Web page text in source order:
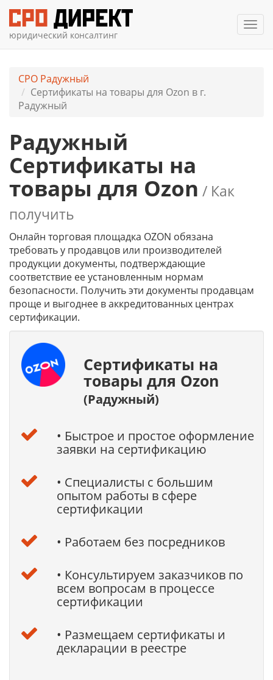
юридический консалтинг
СРО Радужный
Cертификаты на товары для Ozon в г.
Радужный
Радужный
Cертификаты на
товары для Ozon / Как
получить
Онлайн торговая площадка OZON обязана
требовать у продавцов или производителей
продукции документы, подтверждающие
соответствие ее установленным нормам
безопасности. Получить эти документы продавцам
проще и выгоднее в аккредитованных центрах
сертификации.
Cертификаты на
товары для Ozon
(Радужный)
• Быстрое и простое оформление
заявки на сертификацию
• Специалисты с большим
опытом работы в сфере
сертификации
• Работаем без посредников
• Консультируем заказчиков по
всем вопросам в процессе
сертификации
• Размещаем сертификаты и
декларации в реестре